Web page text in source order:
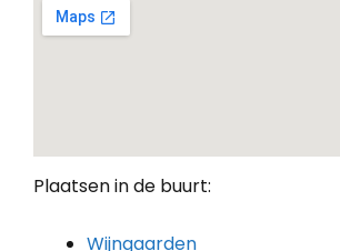
Plaatsen in de buurt:
Wijngaarden